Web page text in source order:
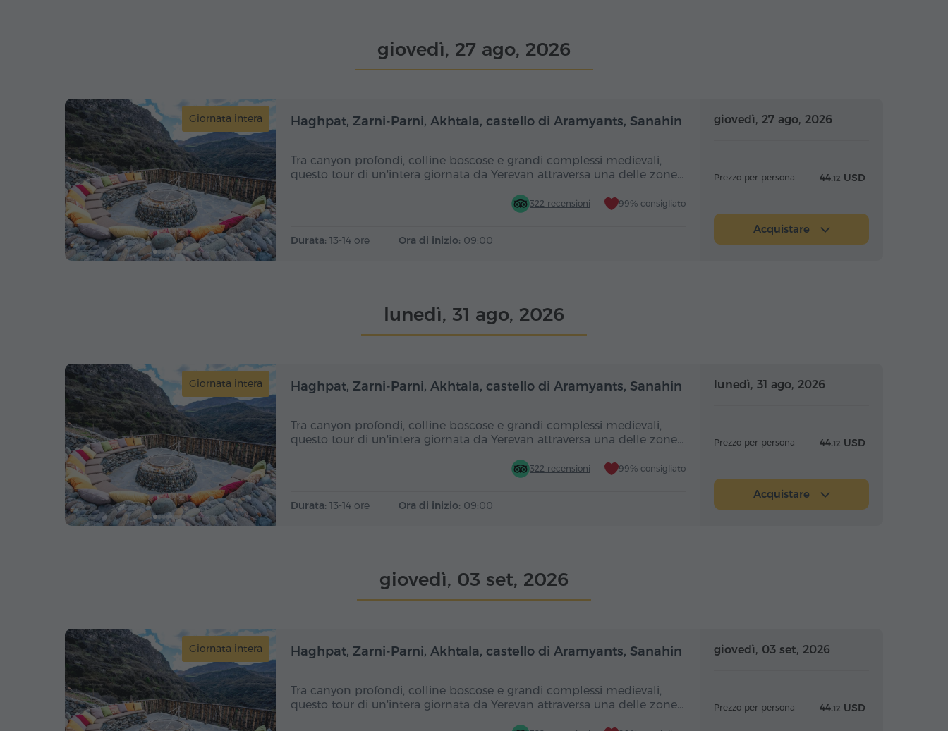
giovedì, 27 ago, 2026
Giornata intera Giornata intera Giornata intera Giornata intera
Haghpat, Zarni-Parni, Akhtala, castello di Aramyants, Sanahin
Tra canyon profondi, colline boscose e grandi complessi medievali,
questo tour di un'intera giornata da Yerevan attraversa una delle zone…
322 recensioni 99% consigliato
Durata: 13-14 ore Ora di inizio: 09:00
giovedì, 27 ago, 2026
Prezzo per persona 44.12 USD
Acquistare
lunedì, 31 ago, 2026
Giornata intera Giornata intera Giornata intera Giornata intera
Haghpat, Zarni-Parni, Akhtala, castello di Aramyants, Sanahin
Tra canyon profondi, colline boscose e grandi complessi medievali,
questo tour di un'intera giornata da Yerevan attraversa una delle zone…
322 recensioni 99% consigliato
Durata: 13-14 ore Ora di inizio: 09:00
lunedì, 31 ago, 2026
Prezzo per persona 44.12 USD
Acquistare
giovedì, 03 set, 2026
Giornata intera Giornata intera Giornata intera Giornata intera
Haghpat, Zarni-Parni, Akhtala, castello di Aramyants, Sanahin
Tra canyon profondi, colline boscose e grandi complessi medievali,
questo tour di un'intera giornata da Yerevan attraversa una delle zone…
giovedì, 03 set, 2026
Prezzo per persona 44.12 USD